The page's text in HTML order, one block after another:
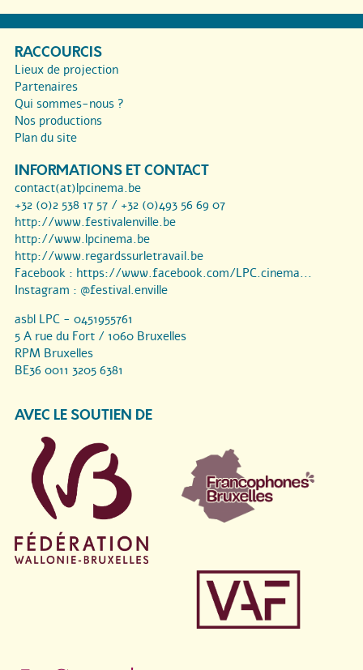
RACCOURCIS
Lieux de projection
Partenaires
Qui sommes-nous ?
Nos productions
Plan du site
INFORMATIONS ET CONTACT
contact(at)lpcinema.be
+32 (0)2 538 17 57 / +32 (0)493 56 69 07
http://www.festivalenville.be
http://www.lpcinema.be
http://www.regardssurletravail.be
Facebook : https://www.facebook.com/LPC.cinema...
Instagram : @festival.enville
asbl LPC - 0451955761
5 A rue du Fort / 1060 Bruxelles
RPM Bruxelles
BE36 0011 3205 6381
AVEC LE SOUTIEN DE